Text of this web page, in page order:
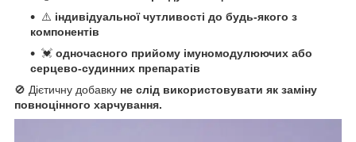
⚠️ індивідуальної чутливості до будь-якого з
компонентів
💓 одночасного прийому імуномодулюючих або
серцево-судинних препаратів
🚫 Дієтичну добавку не слід використовувати як заміну
повноцінного харчування.